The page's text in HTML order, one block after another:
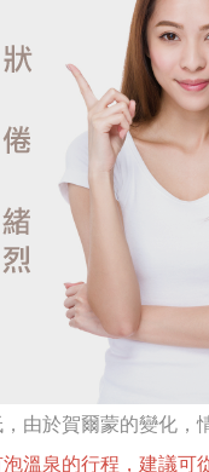
由於賀爾蒙的變化，
溫泉的行程，建議可